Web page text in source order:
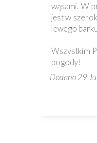
Małoletnichwąsami. W
jest w
lewego
Wszystkim
pogody!
Dodano 29